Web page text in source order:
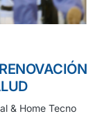
& Home Tecno